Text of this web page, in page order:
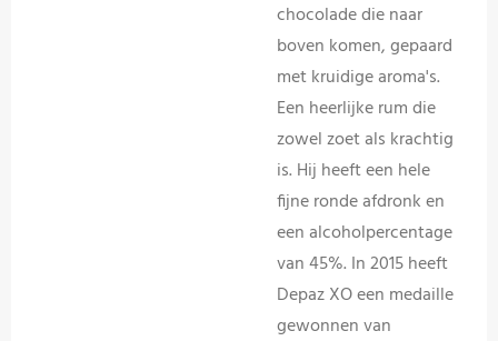
chocolade die naar
boven komen, gepaard
met kruidige aroma's.
Een heerlijke rum die
zowel zoet als krachtig
is. Hij heeft een hele
fijne ronde afdronk en
een alcoholpercentage
van 45%. In 2015 heeft
Depaz XO een medaille
gewonnen van